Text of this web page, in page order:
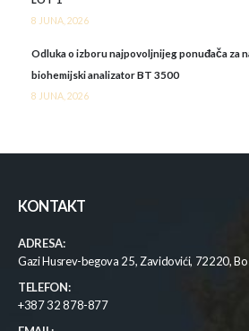
8 JUNA, 2026
Odluka o izboru najpovoljnijeg ponuđača za
biohemijski analizator BT 3500
8 JUNA, 2026
KONTAKT
ADRESA:
Gazi Husrev-begova 25, Zavidovići, 72220,
TELEFON:
+387 32 878-877